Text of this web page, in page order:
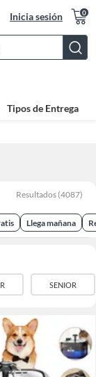
Inicia sesión 0
Bar
Tipos de Entrega
Resultados (4087)
Llega mañana
SENIOR